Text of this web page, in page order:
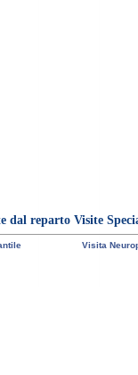
dal reparto Visite
Visita